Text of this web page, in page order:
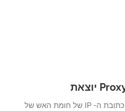
פתח תוכנת דפדפן, הזן את כתובת ה- IP של חומת האש של